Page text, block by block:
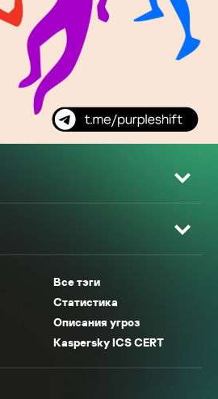
Все тэги
Статистика
Описания угроз
Kaspersky ICS CERT